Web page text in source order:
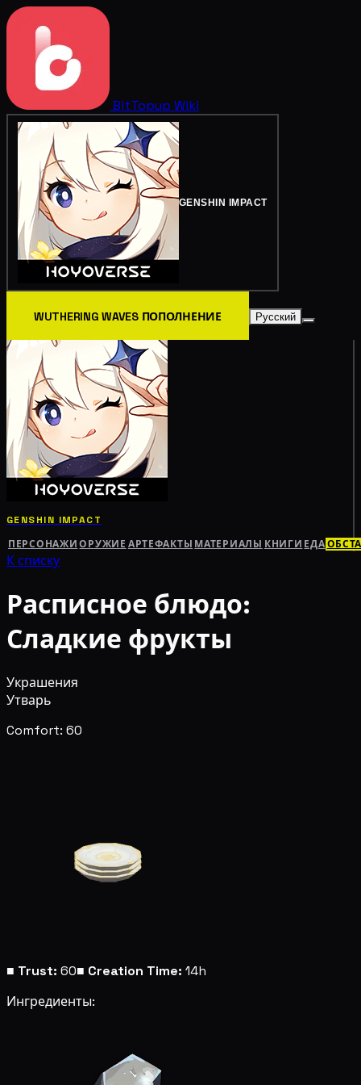
BitTopup Wiki
GENSHIN IMPACT
WUTHERING WAVES ПОПОЛНЕНИЕ Русский
GENSHIN IMPACT
ПЕРСОНАЖИ ОРУЖИЕ АРТЕФАКТЫ МАТЕРИАЛЫ КНИГИ ЕДА
К списку
Расписное блюдо:
Сладкие фрукты
Украшения
Утварь
Comfort: 60
■ Trust: 60■ Creation Time: 14h
Ингредиенты: